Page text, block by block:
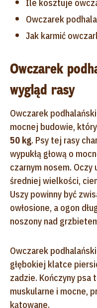
Ile kosztuje
Owczarek
Jak karmić
Owczarek
wygląd rasy
Owczarek
mocnej budowie, który
50 kg. Psy tej rasy
wypukłą głową o
czarnym nosem.
średniej wielkości,
Uszy powinny być
owłosione, a ogon
noszony nad
Owczarek
głębokiej klatce
zadzie. Kończyny psa
muskularne i mocne,
kątowane.